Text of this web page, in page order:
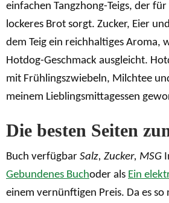
einfachen Tangzhong-Teigs, der
lockeres Brot sorgt. Zucker, Eier
dem Teig ein reichhaltiges Aroma,
Hotdog-Geschmack ausgleicht.
mit Frühlingszwiebeln, Milchtee
meinem Lieblingsmittagessen
Die besten Seiten
Buch verfügbar Salz, Zucker, MSG
Gebundenes Buchoder als Ein
einem vernünftigen Preis. Da es so